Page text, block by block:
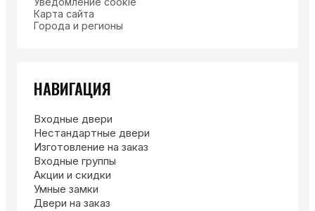
Карта сайта
Города и регионы
НАВИГАЦИЯ
Входные двери
Нестандартные двери
Изготовление на заказ
Входные группы
Акции и скидки
Умные замки
Двери на заказ